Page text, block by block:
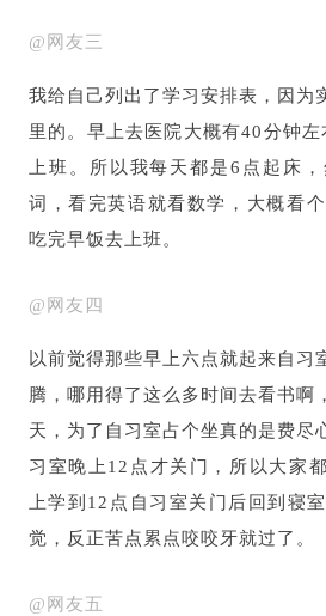
@网友三
我给自己列出了学习安排表，因为
里的。早上去医院大概有40分钟
上班。所以我每天都是6点起床
词，看完英语就看数学，大概看
吃完早饭去上班。
@网友四
以前觉得那些早上六点就起来自习
腾，哪用得了这么多时间去看书啊
天，为了自习室占个坐真的是费尽
习室晚上12点才关门，所以大家
上学到12点自习室关门后回到寝
觉，反正苦点累点咬咬牙就过了。
@网友五